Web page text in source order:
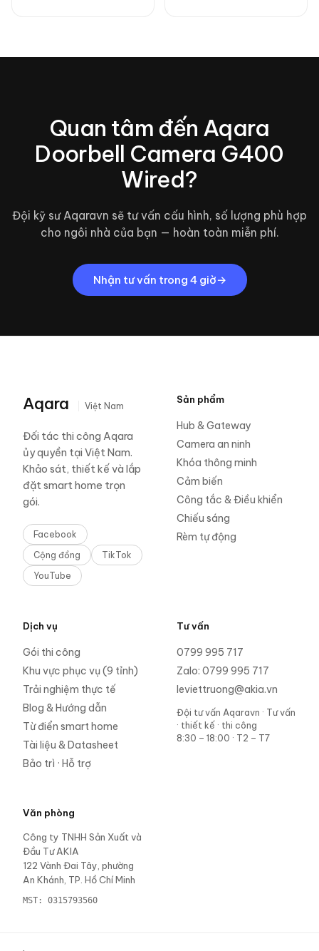
Quan tâm đến Aqara
Doorbell Camera G400
Wired?
Đội kỹ sư Aqaravn sẽ tư vấn cấu hình, số lượng phù hợp
cho ngôi nhà của bạn — hoàn toàn miễn phí.
Nhận tư vấn trong 4 giờ
Aqara Việt Nam
Đối tác thi công Aqara
ủy quyền tại Việt Nam.
Khảo sát, thiết kế và lắp
đặt smart home trọn
gói.
Facebook
Cộng đồng
TikTok
YouTube
Sản phẩm
Hub & Gateway
Camera an ninh
Khóa thông minh
Cảm biến
Công tắc & Điều khiển
Chiếu sáng
Rèm tự động
Dịch vụ
Gói thi công
Khu vực phục vụ (9 tỉnh)
Trải nghiệm thực tế
Blog & Hướng dẫn
Từ điển smart home
Tài liệu & Datasheet
Bảo trì · Hỗ trợ
Tư vấn
0799 995 717
Zalo: 0799 995 717
leviettruong@akia.vn
Đội tư vấn Aqaravn · Tư vấn
· thiết kế · thi công
8:30 – 18:00 · T2 – T7
Văn phòng
Công ty TNHH Sản Xuất và
Đầu Tư AKIA
122 Vành Đai Tây, phường
An Khánh, TP. Hồ Chí Minh
MST: 0315793560